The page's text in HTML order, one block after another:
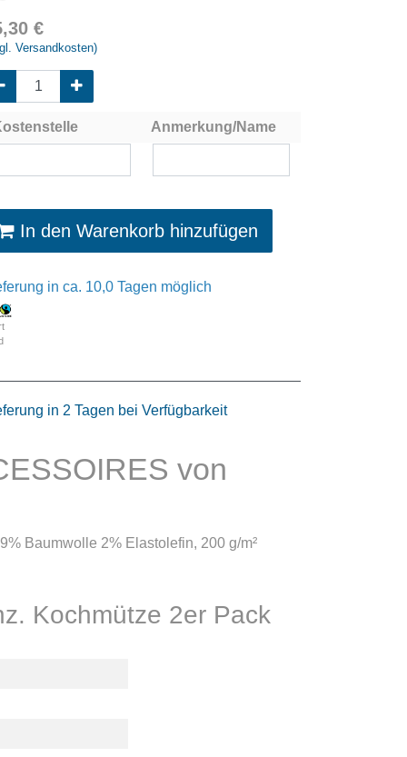
€
Versandkosten)
Anmerkung/Name
In den Warenkorb hinzufügen
in ca. 10,0 Tagen möglich
in 2 Tagen bei Verfügbarkeit
von
Baumwolle 2% Elastolefin, 200 g/m²
Kochmütze 2er Pack